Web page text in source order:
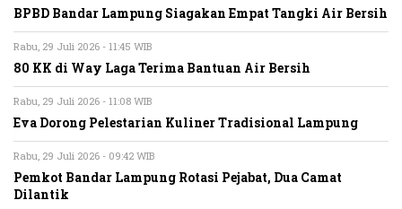
BPBD Bandar Lampung Siagakan Empat Tangki Air Bersih
Rabu, 29 Juli 2026 - 11:45 WIB
80 KK di Way Laga Terima Bantuan Air Bersih
Rabu, 29 Juli 2026 - 11:08 WIB
Eva Dorong Pelestarian Kuliner Tradisional Lampung
Rabu, 29 Juli 2026 - 09:42 WIB
Pemkot Bandar Lampung Rotasi Pejabat, Dua Camat
Dilantik